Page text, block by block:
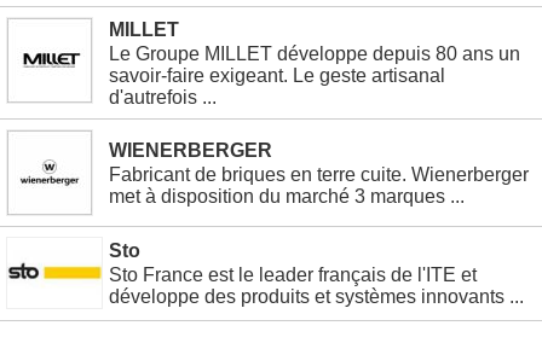
MILLET
Le Groupe MILLET développe depuis 80 ans un
savoir-faire exigeant. Le geste artisanal
d'autrefois ...
WIENERBERGER
Fabricant de briques en terre cuite. Wienerberger
met à disposition du marché 3 marques ...
Sto
Sto France est le leader français de l'ITE et
développe des produits et systèmes innovants ...